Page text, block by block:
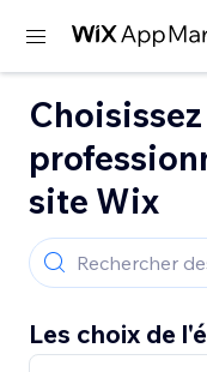
site Wix
Les choix de